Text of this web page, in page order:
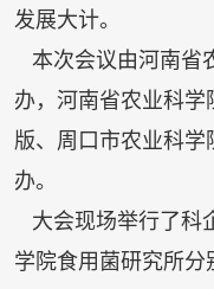
发展大计。
本次会议由河南省
办，河南省农业科
版、周口市农业科
办。
大会现场举行了科
学院食用菌研究所